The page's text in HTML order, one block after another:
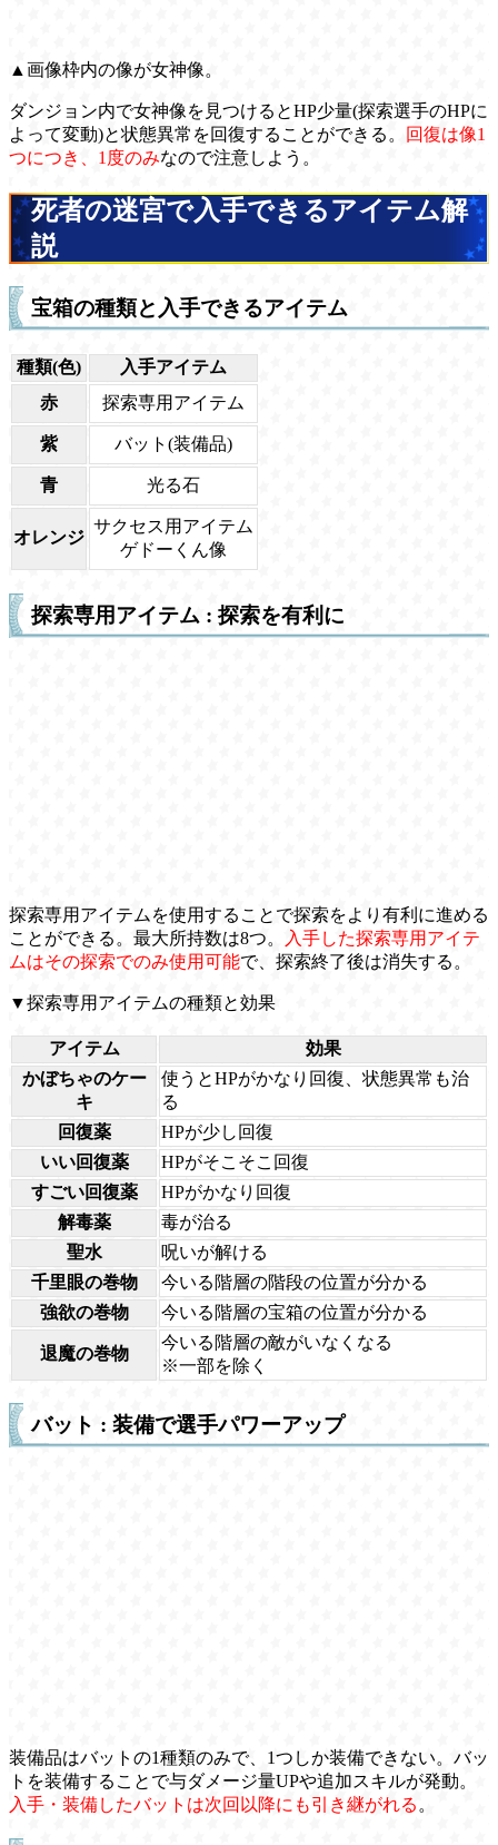
▲画像枠内の像が女神像。
ダンジョン内で女神像を見つけるとHP少量(探索選手のHPに
よって変動)と状態異常を回復することができる。
回復は像1
つにつき、1度のみなので注意しよう。
死者の迷宮で入手できるアイテム解
説
宝箱の種類と入手できるアイテム
種類(色)
入手アイテム
赤
探索専用アイテム
紫 バット(装備品)
青 光る石
オレンジ
サクセス用アイテム
ゲドーくん像
探索専用アイテム : 探索を有利に
探索専用アイテムを使用することで探索をより有利に進める
ことができる。最大所持数は8つ。
入手した探索専用アイテ
ムはその探索でのみ使用可能で、探索終了後は消失する。
▼探索専用アイテムの種類と効果
アイテム
効果
かぼちゃのケー
キ
使うとHPがかなり回復、状態異常も治
る
回復薬
HPが少し回復
いい回復薬
HPがそこそこ回復
すごい回復薬
HPがかなり回復
解毒薬
毒が治る
聖水
呪いが解ける
千里眼の巻物
今いる階層の階段の位置が分かる
強欲の巻物
今いる階層の宝箱の位置が分かる
退魔の巻物
今いる階層の敵がいなくなる
※一部を除く
バット : 装備で選手パワーアップ
装備品はバットの1種類のみで、1つしか装備できない。バッ
トを装備することで与ダメージ量UPや追加スキルが発動。
入手・装備したバットは次回以降にも引き継がれる 。